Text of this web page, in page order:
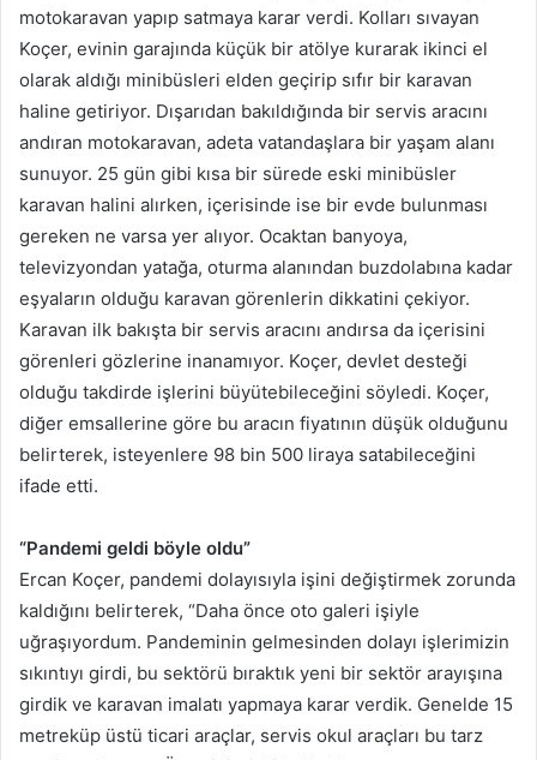
motokaravan yapıp satmaya karar verdi. Kolları sıvayan
Koçer, evinin garajında küçük bir atölye kurarak ikinci el
olarak aldığı minibüsleri elden geçirip sıfır bir karavan
haline getiriyor. Dışarıdan bakıldığında bir servis aracını
andıran motokaravan, adeta vatandaşlara bir yaşam alanı
sunuyor. 25 gün gibi kısa bir sürede eski minibüsler
karavan halini alırken, içerisinde ise bir evde bulunması
gereken ne varsa yer alıyor. Ocaktan banyoya,
televizyondan yatağa, oturma alanından buzdolabına kadar
eşyaların olduğu karavan görenlerin dikkatini çekiyor.
Karavan ilk bakışta bir servis aracını andırsa da içerisini
görenleri gözlerine inanamıyor. Koçer, devlet desteği
olduğu takdirde işlerini büyütebileceğini söyledi. Koçer,
diğer emsallerine göre bu aracın fiyatının düşük olduğunu
belirterek, isteyenlere 98 bin 500 liraya satabileceğini
ifade etti.
“Pandemi geldi böyle oldu”
Ercan Koçer, pandemi dolayısıyla işini değiştirmek zorunda
kaldığını belirterek, “Daha önce oto galeri işiyle
uğraşıyordum. Pandeminin gelmesinden dolayı işlerimizin
sıkıntıyı girdi, bu sektörü bıraktık yeni bir sektör arayışına
girdik ve karavan imalatı yapmaya karar verdik. Genelde 15
metreküp üstü ticari araçlar, servis okul araçları bu tarz